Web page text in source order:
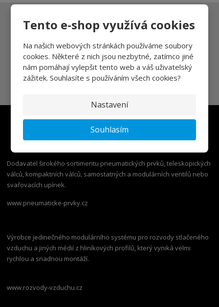
Tento e-shop využívá cookies
Na našich webových stránkách používáme soubory
cookies. Některé z nich jsou nezbytné, zatímco jiné
nám pomáhají vylepšit tento web a váš uživatelský
zážitek. Souhlasíte s používáním všech cookies?
Nastavení
Souhlasím
Ať vám nic neunikne
Přihlásit
Souhlasím se zpracováním osobních údajů
Dodavatel širokého sortimentu pneumatických prvků, teleskopických
válců, kompaktních válců, samostatných a modulárních ventilů nebo
svařovacích upínek.
www.pneumaticke-prvky.cz
Výrobce jedinečného modulárního systému pro rozvody stlačeného
vzduchu a jiných médií z hliníkových profilů, který vyniká velmi
rychlou a snadnou montáží.
www.rozvody-vzduchu.cz